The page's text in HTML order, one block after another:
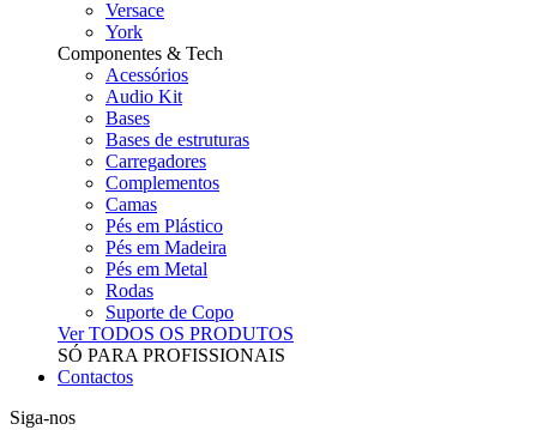
Versace
York
Componentes & Tech
Acessórios
Audio Kit
Bases
Bases de estruturas
Carregadores
Complementos
Camas
Pés em Plástico
Pés em Madeira
Pés em Metal
Rodas
Suporte de Copo
Ver TODOS OS PRODUTOS
SÓ PARA PROFISSIONAIS
Contactos
Siga-nos